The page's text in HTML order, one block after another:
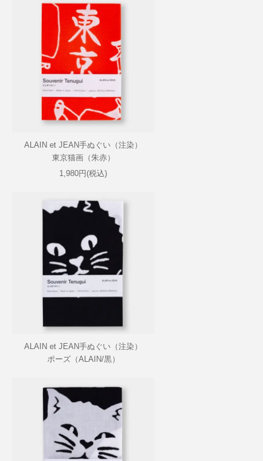
ALAIN et JEAN手ぬぐい（注染）
東京猫画（朱赤）
1,980円(税込)
ALAIN et JEAN手ぬぐい（注染）
ポーズ（ALAIN/黒）